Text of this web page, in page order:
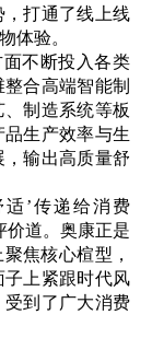
，打通了线上线
体验。
不断投入各类
合高端智能制
制造系统等板
生产效率与生
输出高质量舒
’传递给消费
价道。奥康正是
焦核心楦型，
上紧跟时代风
到了广大消费